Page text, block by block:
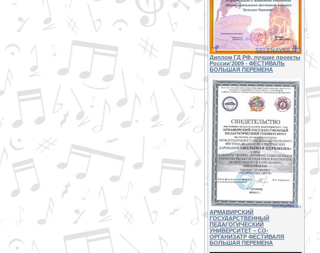
Диплом ГД РФ, лучшие проекты
России'2009 - ФЕСТИВАЛЬ
БОЛЬШАЯ ПЕРЕМЕНА
АРМАВИРСКИЙ
ГОСУДАРСТВЕННЫЙ
ПЕДАГОГИЧЕСКИЙ
УНИВЕРСИТЕТ – СО-
ОРГАНИЗАТР ФЕСТИВАЛЯ
БОЛЬШАЯ ПЕРЕМЕНА